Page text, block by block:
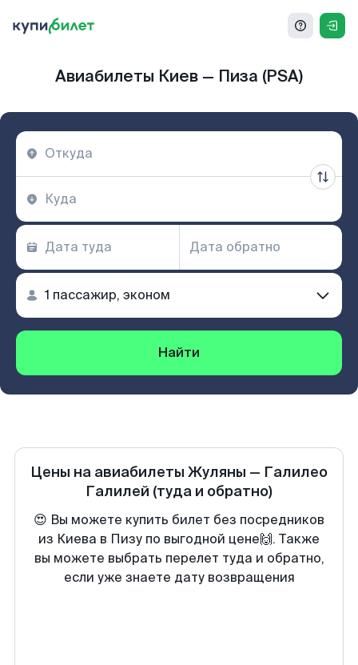
Авиабилеты Киев — Пиза (PSA)
Найти
Цены на авиабилеты Жуляны — Галилео
Галилей (туда и обратно)
😍 Вы можете купить билет без посредников
из Киева в Пизу по выгодной цене🙌. Также
вы можете выбрать перелет туда и обратно,
если уже знаете дату возвращения